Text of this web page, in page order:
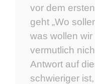
vor dem
geht „Wo
was wollen wir
vermutlich
Antwort auf
schwieriger